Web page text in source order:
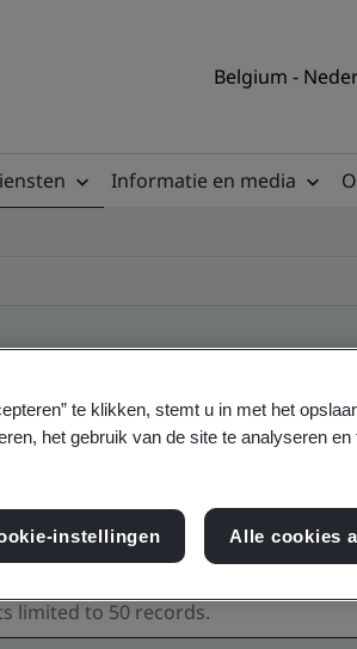
Belgium -
Informatie en media
- Validation and Verification
te klikken, stemt u in met het
het gebruik van de site te analyseren en
instellingen Alle cookies